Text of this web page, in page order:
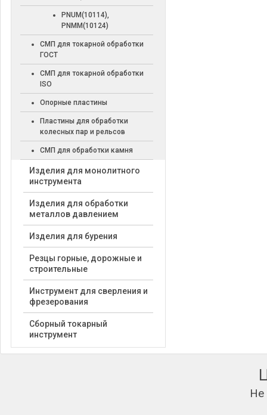
PNUM(10114),
PNMM(10124)
СМП для токарной обработки
ГОСТ
СМП для токарной обработки
ISO
Опорные пластины
Пластины для обработки
колесных пар и рельсов
СМП для обработки камня
Изделия для монолитного
инструмента
Изделия для обработки
металлов давлением
Изделия для бурения
Резцы горные, дорожные и
строительные
Инструмент для сверления и
фрезерования
Сборный токарный
инструмент
Не